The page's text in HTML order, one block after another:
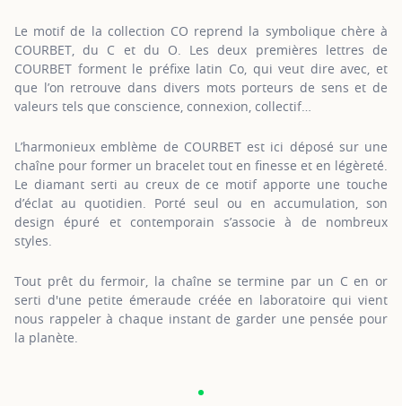
Le motif de la collection CO reprend la symbolique chère à
COURBET, du C et du O. Les deux premières lettres de
COURBET forment le préfixe latin Co, qui veut dire avec, et
que l’on retrouve dans divers mots porteurs de sens et de
valeurs tels que conscience, connexion, collectif…
L’harmonieux emblème de COURBET est ici déposé sur une
chaîne pour former un bracelet tout en finesse et en légèreté.
Le diamant serti au creux de ce motif apporte une touche
d’éclat au quotidien. Porté seul ou en accumulation, son
design épuré et contemporain s’associe à de nombreux
styles.
Tout prêt du fermoir, la chaîne se termine par un C en or
serti d'une petite émeraude créée en laboratoire qui vient
nous rappeler à chaque instant de garder une pensée pour
la planète.